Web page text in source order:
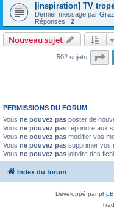
|inspiration] TV
Dernier message par
Réponses : 2
Nouveau sujet
502 sujets
PERMISSIONS DU FORUM
Vous ne pouvez pas poster de
Vous ne pouvez pas répondre aux
Vous ne pouvez pas modifier vos
Vous ne pouvez pas supprimer vos
Vous ne pouvez pas joindre des
Index du forum
Développé par